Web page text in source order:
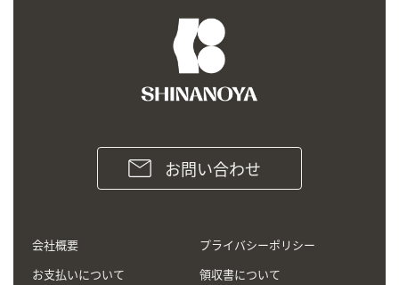
お問い合わせ
会社概要
プライバシーポリシー
お支払いについて
領収書について